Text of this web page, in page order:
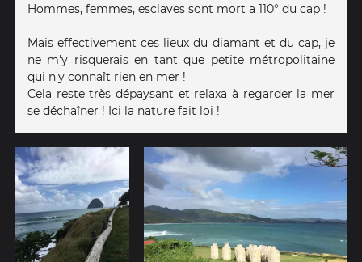
Hommes, femmes, esclaves sont mort a 110° du cap !
Mais effectivement ces lieux du diamant et du cap, je
ne m'y risquerais en tant que petite métropolitaine
qui n'y connaît rien en mer !
Cela reste très dépaysant et relaxa à regarder la mer
se déchaîner ! Ici la nature fait loi !